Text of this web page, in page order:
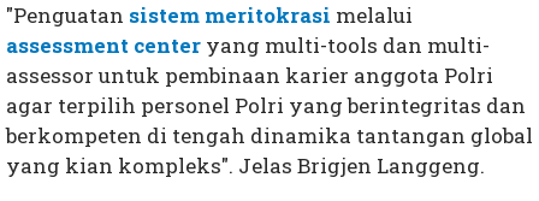
"Penguatan sistem meritokrasi melalui
assessment center yang multi-tools dan multi-
assessor untuk pembinaan karier anggota Polri
agar terpilih personel Polri yang berintegritas dan
berkompeten di tengah dinamika tantangan global
yang kian kompleks". Jelas Brigjen Langgeng.